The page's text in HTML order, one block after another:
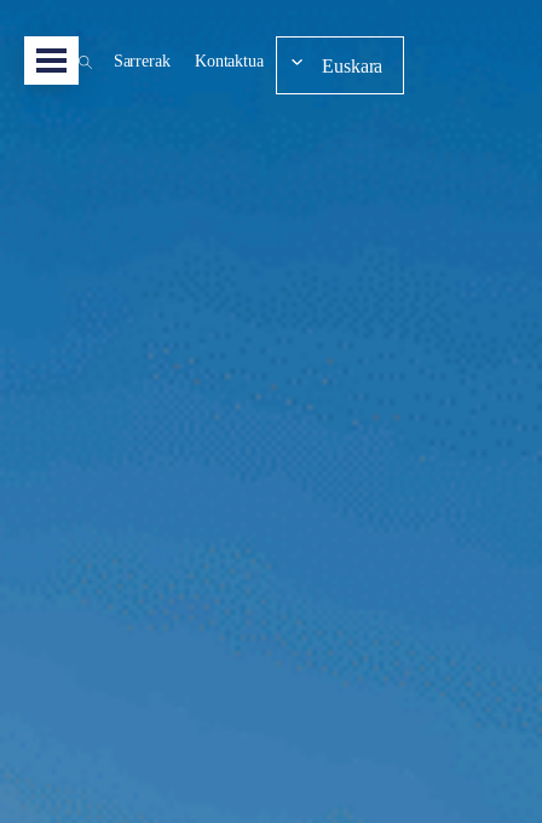
Sarrerak Kontaktua Euskara